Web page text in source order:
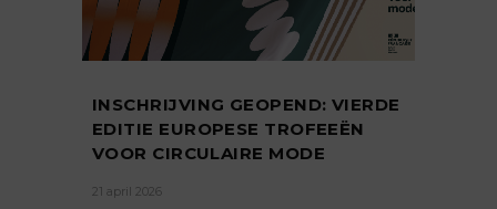
INSCHRIJVING GEOPEND: VIERDE
EDITIE EUROPESE TROFEEËN
VOOR CIRCULAIRE MODE
21 april 2026